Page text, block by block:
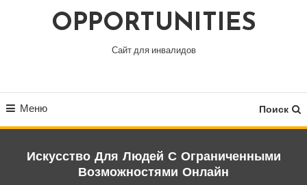
OPPORTUNITIES
Сайт для инвалидов
Меню Поиск
Искусство Для Людей С Ограниченными
Возможностями Онлайн